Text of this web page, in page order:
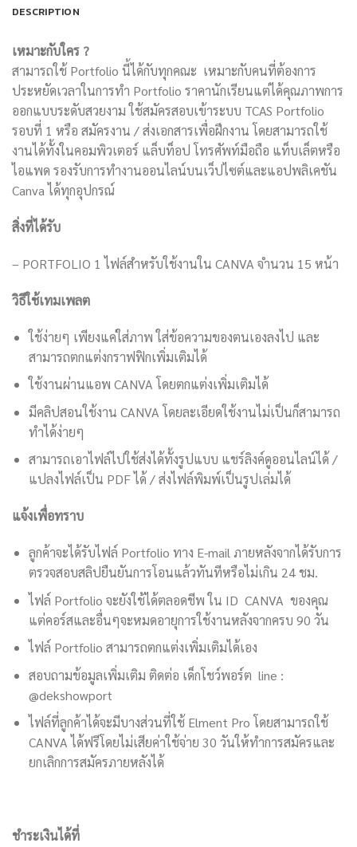
DESCRIPTION
เหมาะกับใคร ?
สามารถใช้ Portfolio นี้ได้กับทุกคณะ เหมาะกับคนที่ต้องการ
ประหยัดเวลาในการทำ Portfolio ราคานักเรียนแต่ได้คุณภาพการ
ออกแบบระดับสวยงาม ใช้สมัครสอบเข้าระบบ TCAS Portfolio
รอบที่ 1 หรือ สมัครงาน / ส่งเอกสารเพื่อฝึกงาน โดยสามารถใช้
งานได้ทั้งในคอมพิวเตอร์ แล็บท็อป โทรศัพท์มือถือ แท็บเล็ตหรือ
ไอแพด รองรับการทำงานออนไลน์บนเว็ปไซต์และแอปพลิเคชัน
Canva ได้ทุกอุปกรณ์
สิ่งที่ได้รับ
– PORTFOLIO 1 ไฟล์สำหรับใช้งานใน CANVA จำนวน 15 หน้า
วิธีใช้เทมเพลต
ใช้ง่ายๆ เพียงแค่ใส่ภาพ ใส่ข้อความของตนเองลงไป และ
สามารถตกแต่งกราฟฟิกเพิ่มเติมได้
ใช้งานผ่านแอพ CANVA โดยตกแต่งเพิ่มเติมได้
มีคลิปสอนใช้งาน CANVA โดยละเอียดใช้งานไม่เป็นก็สามารถ
ทำได้ง่ายๆ
สามารถเอาไฟล์ไปใช้ส่งได้ทั้งรูปแบบ แชร์ลิงค์ดูออนไลน์ได้ /
แปลงไฟล์เป็น PDF ได้ / ส่งไฟล์พิมพ์เป็นรูปเล่มได้
แจ้งเพื่อทราบ
ลูกค้าจะได้รับไฟล์ Portfolio ทาง E-mail ภายหลังจากได้รับการ
ตรวจสอบสลิปยืนยันการโอนแล้วทันทีหรือไม่เกิน 24 ชม.
ไฟล์ Portfolio จะยังใช้ได้ตลอดชีพ ใน ID CANVA ของคุณ
แต่คอร์สและอื่นๆจะหมดอายุการใช้งานหลังจากครบ 90 วัน
ไฟล์ Portfolio สามารถตกแต่งเพิ่มเติมได้เอง
สอบถามข้อมูลเพิ่มเติม ติดต่อ เด็กโชว์พอร์ต line :
@dekshowport
ไฟล์ที่ลูกค้าได้จะมีบางส่วนที่ใช้ Elment Pro โดยสามารถใช้
CANVA ได้ฟรีโดยไม่เสียค่าใช้จ่าย 30 วันให้ทำการสมัครและ
ยกเลิกการสมัครภายหลังได้
ชำระเงินได้ที่